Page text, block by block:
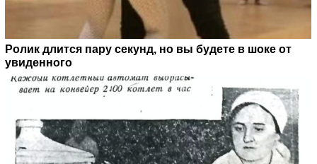
Ролик длится пару секунд, но вы будете в шоке от
увиденного